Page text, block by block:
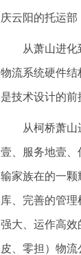
庆云阳的托运部
从萧山进
物流系统硬件
是技术设计的
从柯桥萧
壹、服务地壹、
输家族在的一
库、完善的管
强大、运作高
皮、零担）物流